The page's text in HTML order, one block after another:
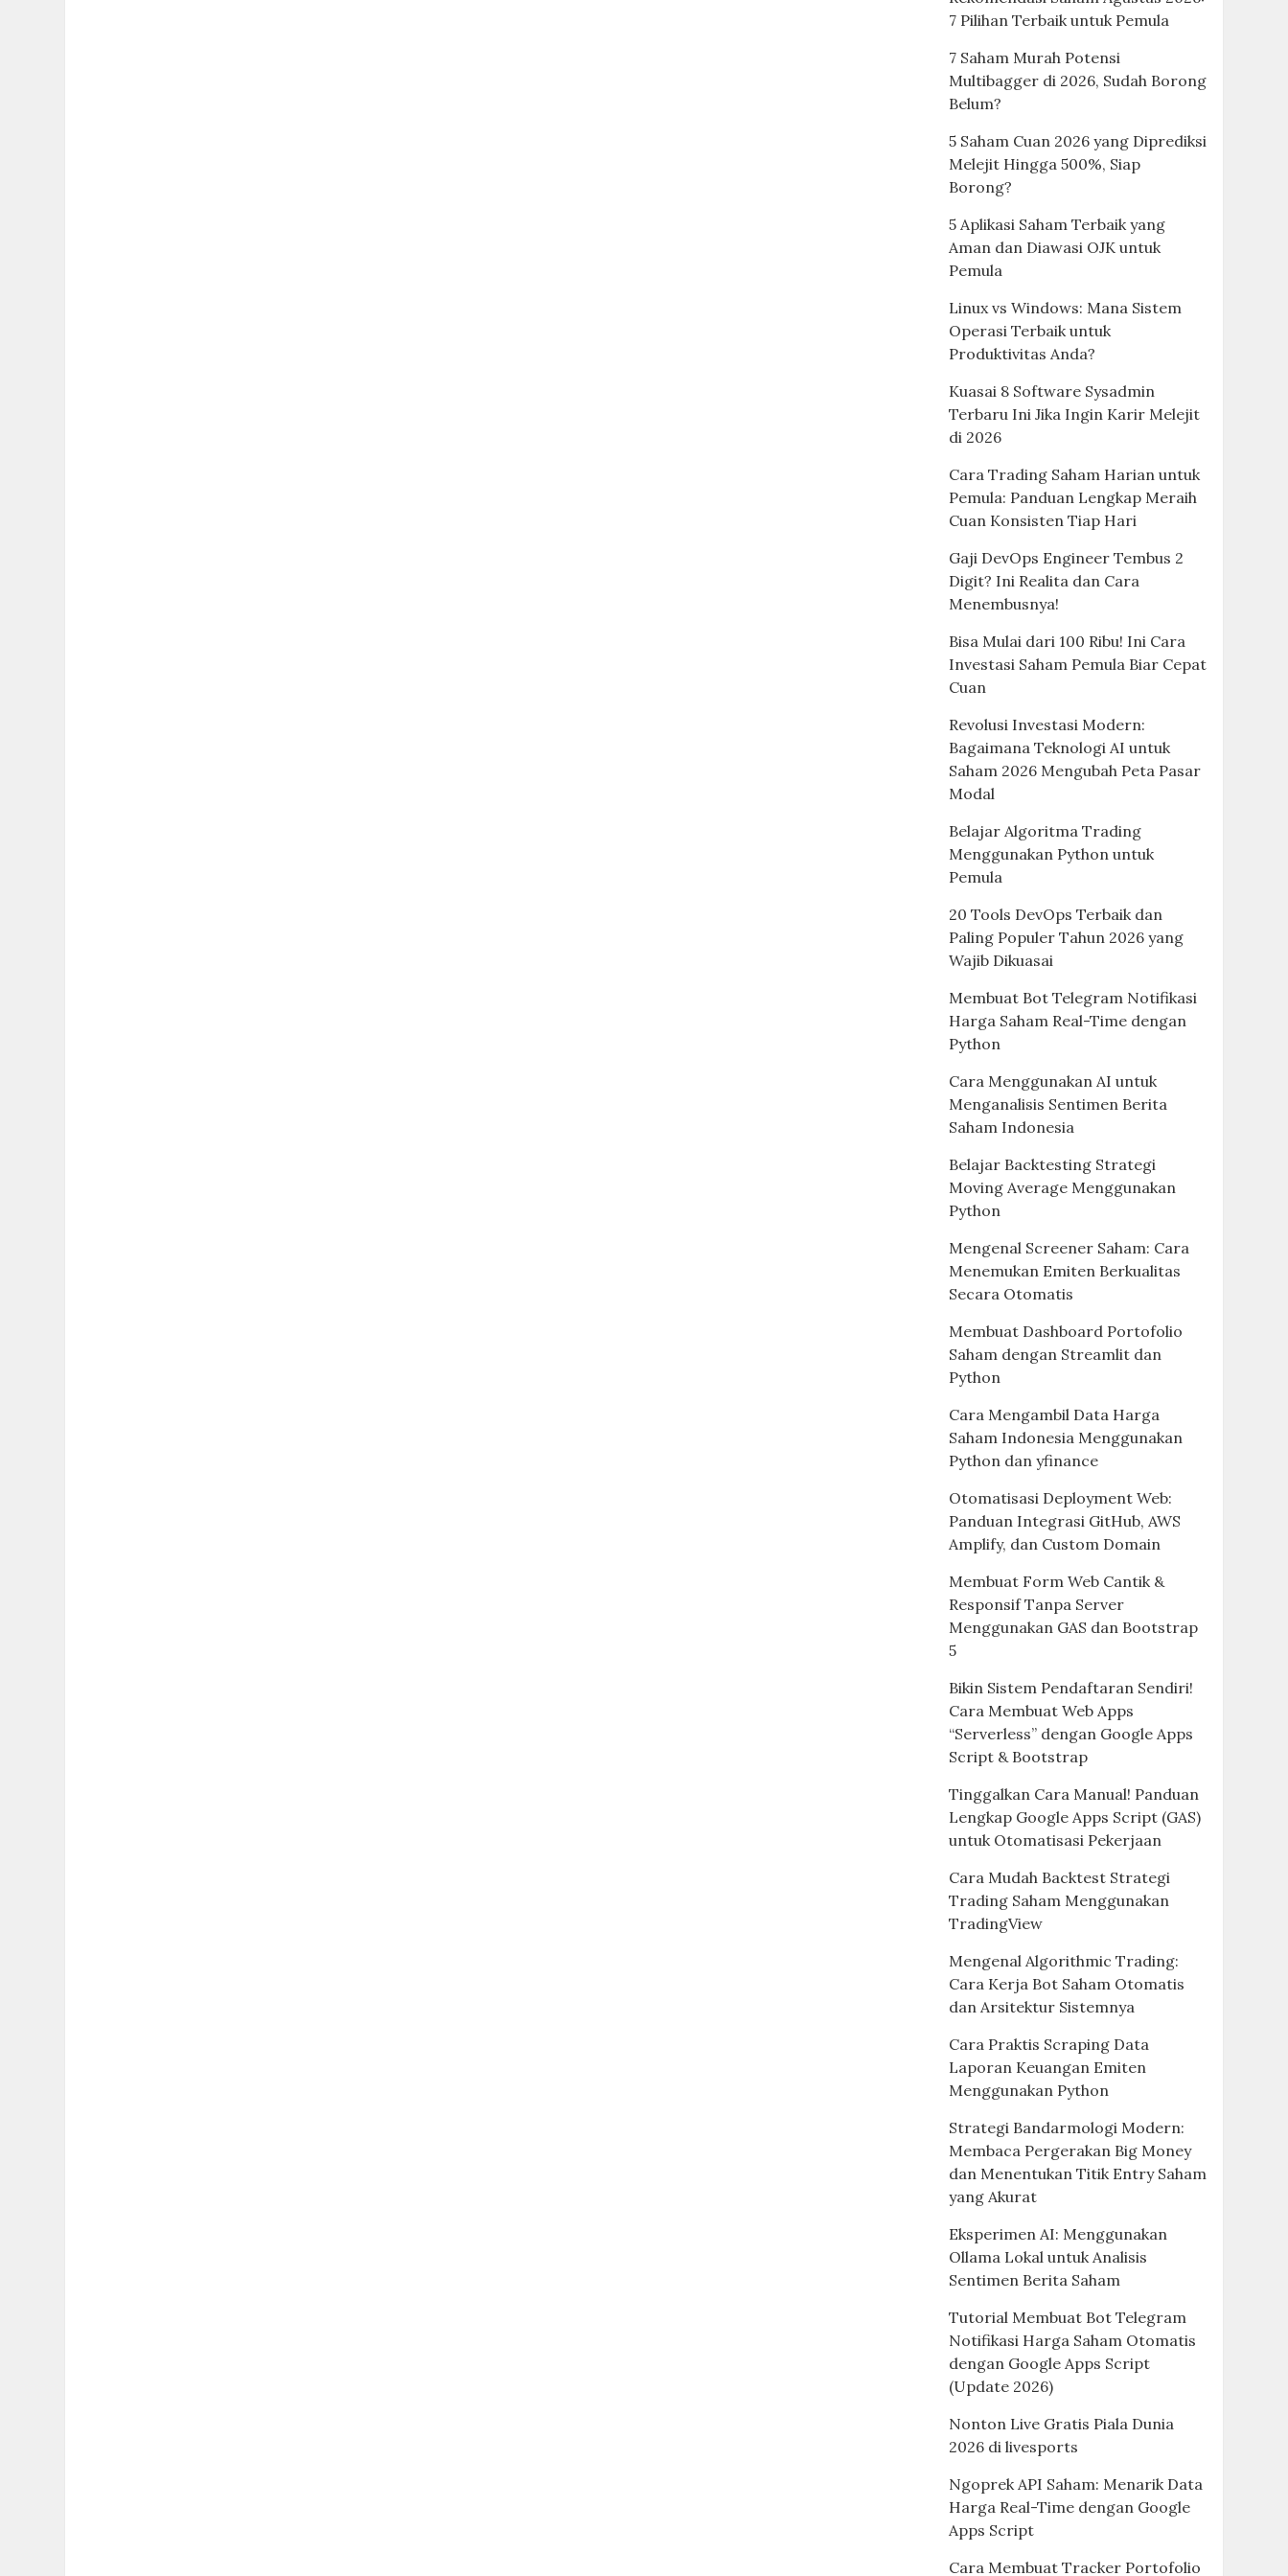
7 Pilihan Terbaik untuk Pemula
7 Saham Murah Potensi
Multibagger di 2026, Sudah Borong
Belum?
5 Saham Cuan 2026 yang Diprediksi
Melejit Hingga 500%, Siap
Borong?
5 Aplikasi Saham Terbaik yang
Aman dan Diawasi OJK untuk
Pemula
Linux vs Windows: Mana Sistem
Operasi Terbaik untuk
Produktivitas Anda?
Kuasai 8 Software Sysadmin
Terbaru Ini Jika Ingin Karir Melejit
di 2026
Cara Trading Saham Harian untuk
Pemula: Panduan Lengkap Meraih
Cuan Konsisten Tiap Hari
Gaji DevOps Engineer Tembus 2
Digit? Ini Realita dan Cara
Menembusnya!
Bisa Mulai dari 100 Ribu! Ini Cara
Investasi Saham Pemula Biar Cepat
Cuan
Revolusi Investasi Modern:
Bagaimana Teknologi AI untuk
Saham 2026 Mengubah Peta Pasar
Modal
Belajar Algoritma Trading
Menggunakan Python untuk
Pemula
20 Tools DevOps Terbaik dan
Paling Populer Tahun 2026 yang
Wajib Dikuasai
Membuat Bot Telegram Notifikasi
Harga Saham Real-Time dengan
Python
Cara Menggunakan AI untuk
Menganalisis Sentimen Berita
Saham Indonesia
Belajar Backtesting Strategi
Moving Average Menggunakan
Python
Mengenal Screener Saham: Cara
Menemukan Emiten Berkualitas
Secara Otomatis
Membuat Dashboard Portofolio
Saham dengan Streamlit dan
Python
Cara Mengambil Data Harga
Saham Indonesia Menggunakan
Python dan yfinance
Otomatisasi Deployment Web:
Panduan Integrasi GitHub, AWS
Amplify, dan Custom Domain
Membuat Form Web Cantik &
Responsif Tanpa Server
Menggunakan GAS dan Bootstrap
5
Bikin Sistem Pendaftaran Sendiri!
Cara Membuat Web Apps
“Serverless” dengan Google Apps
Script & Bootstrap
Tinggalkan Cara Manual! Panduan
Lengkap Google Apps Script (GAS)
untuk Otomatisasi Pekerjaan
Cara Mudah Backtest Strategi
Trading Saham Menggunakan
TradingView
Mengenal Algorithmic Trading:
Cara Kerja Bot Saham Otomatis
dan Arsitektur Sistemnya
Cara Praktis Scraping Data
Laporan Keuangan Emiten
Menggunakan Python
Strategi Bandarmologi Modern:
Membaca Pergerakan Big Money
dan Menentukan Titik Entry Saham
yang Akurat
Eksperimen AI: Menggunakan
Ollama Lokal untuk Analisis
Sentimen Berita Saham
Tutorial Membuat Bot Telegram
Notifikasi Harga Saham Otomatis
dengan Google Apps Script
(Update 2026)
Nonton Live Gratis Piala Dunia
2026 di livesports
Ngoprek API Saham: Menarik Data
Harga Real-Time dengan Google
Apps Script
Cara Membuat Tracker Portofolio